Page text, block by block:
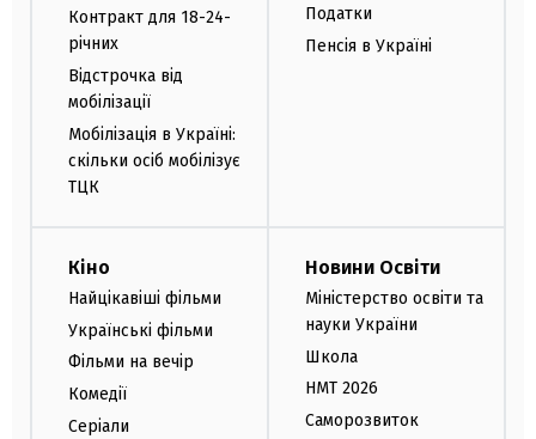
Контракт для 18-24-
річних
Відстрочка від
мобілізації
Мобілізація в Україні:
скільки осіб мобілізує
ТЦК
Податки
Пенсія в Україні
Кіно
Найцікавіші фільми
Українські фільми
Фільми на вечір
Комедії
Серіали
Новини Освіти
Міністерство освіти та
науки України
Школа
НМТ 2026
Саморозвиток